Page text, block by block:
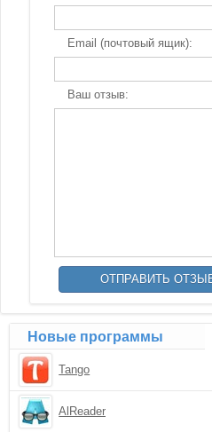
Email (почтовый ящик):
Ваш отзыв:
Новые программы
Tango
AlReader